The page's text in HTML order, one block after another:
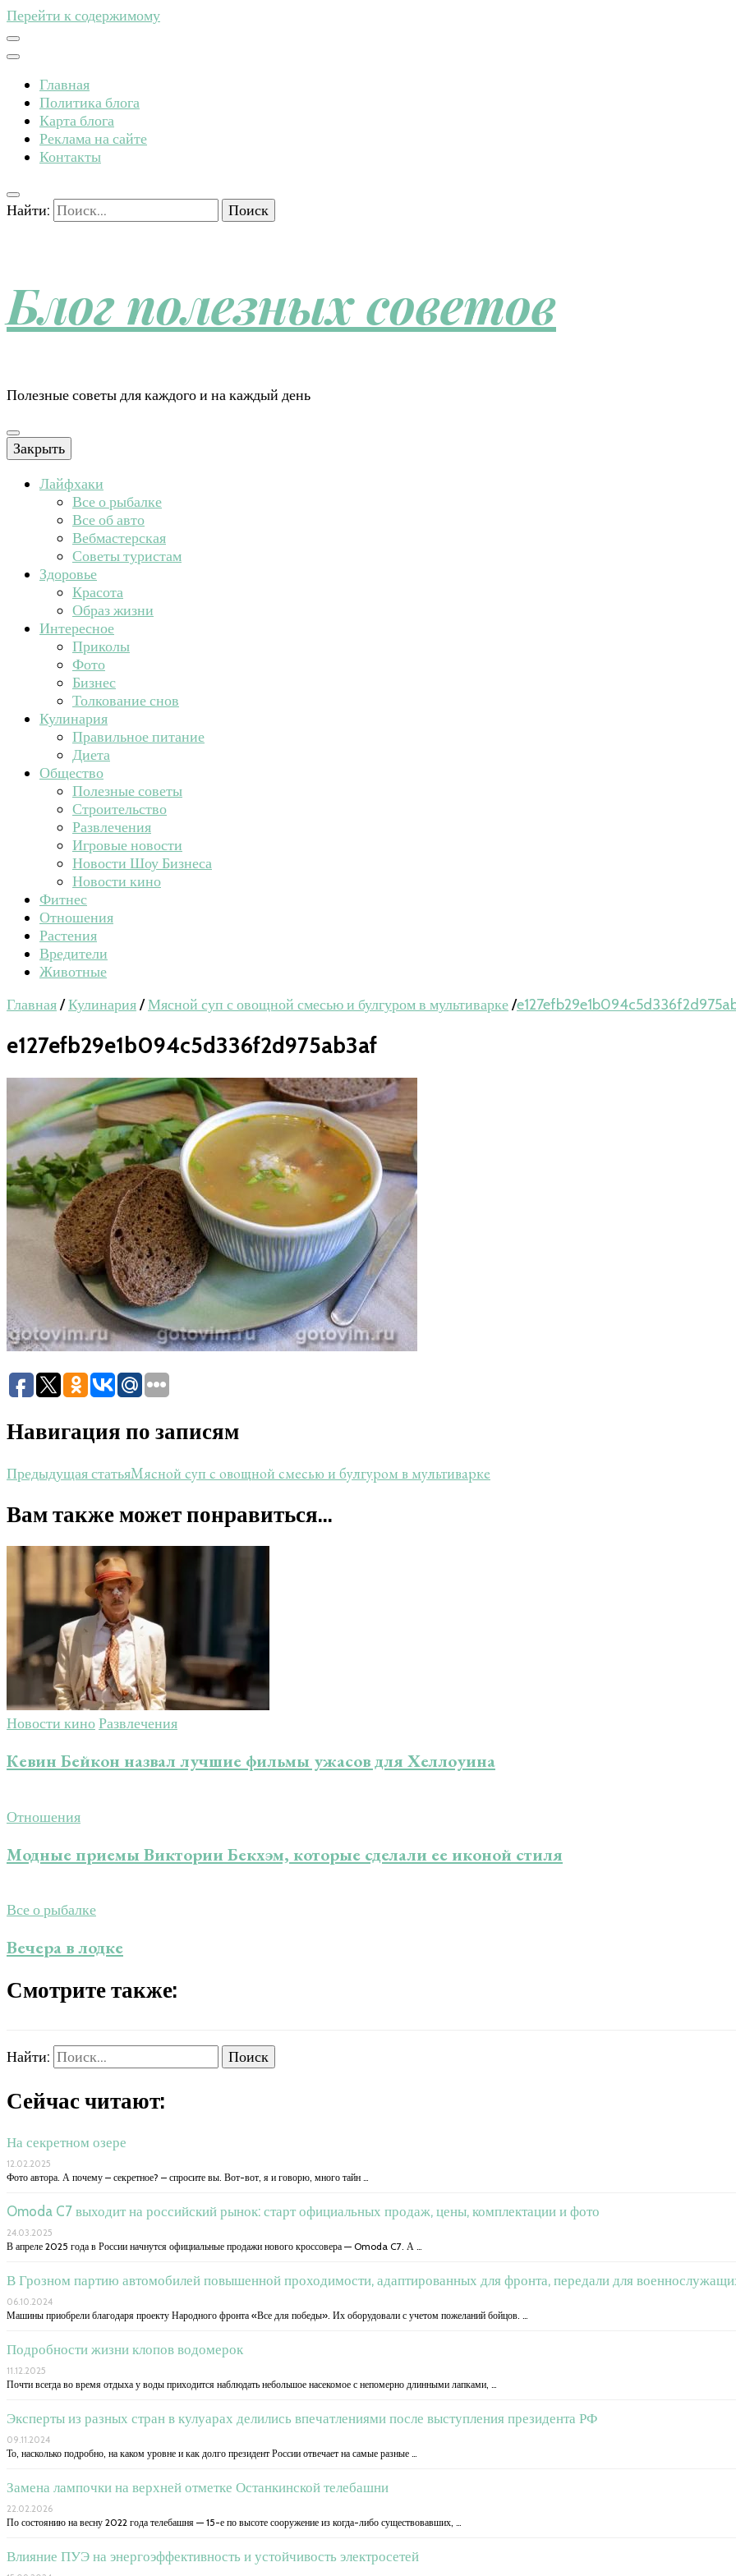
Перейти к содержимому
Главная
Политика блога
Карта блога
Реклама на сайте
Контакты
Найти:
Блог полезных советов
Полезные советы для каждого и на каждый день
Закрыть
Лайфхаки
Все о рыбалке
Все об авто
Вебмастерская
Советы туристам
Здоровье
Красота
Образ жизни
Интересное
Приколы
Фото
Бизнес
Толкование снов
Кулинария
Правильное питание
Диета
Общество
Полезные советы
Строительство
Развлечения
Игровые новости
Новости Шоу Бизнеса
Новости кино
Фитнес
Отношения
Растения
Вредители
Животные
Главная/Кулинария/Мясной суп с овощной смесью и булгуром в мультиварке/
e127efb29e1b094c5d336f2d975ab3af
Навигация по записям
Предыдущая статьяМясной суп с овощной смесью и булгуром в мультиварке
Вам также может понравиться...
Новости киноРазвлечения
Кевин Бейкон назвал лучшие фильмы ужасов для Хеллоуина
Отношения
Модные приемы Виктории Бекхэм, которые сделали ее иконой стиля
Все о рыбалке
Вечера в лодке
Смотрите также:
Найти:
Сейчас читают:
На секретном озере
12.02.2025
Фото автора. А почему – секретное? – спросите вы. Вот-вот, я и говорю, много тайн …
Omoda C7 выходит на российский рынок: старт официальных продаж, цены, комплектации и фото
24.03.2025
В апреле 2025 года в России начнутся официальные продажи нового кроссовера — Omoda C7. А …
В Грозном партию автомобилей повышенной проходимости, адаптированных для фронта, передали для
06.10.2024
Машины приобрели благодаря проекту Народного фронта «Все для победы». Их оборудовали с учетом пожеланий бойцов. …
Подробности жизни клопов водомерок
11.12.2025
Почти всегда во время отдыха у воды приходится наблюдать небольшое насекомое с непомерно длинными лапками, …
Эксперты из разных стран в кулуарах делились впечатлениями после выступления президента РФ
09.11.2024
То, насколько подробно, на каком уровне и как долго президент России отвечает на самые разные …
Замена лампочки на верхней отметке Останкинской телебашни
22.02.2026
По состоянию на весну 2022 года телебашня — 15-е по высоте сооружение из когда-либо существовавших, …
Влияние ПУЭ на энергоэффективность и устойчивость электросетей